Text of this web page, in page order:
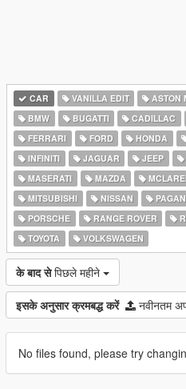
CAR VANILLA EDIT ASTON
BMW
BUGATTI CADILLAC
FERRARI
FORD HONDA
INFINITI
JAGUAR JEEP
MASERATI
MAZDA
MITSUBISHI
NISSAN
PORSCHE
RANGE ROVER
TOYOTA
VOLKSWAGEN
के बाद से पिछले महीने
इसके अनुसार क्रमबद्ध करें नवीनतम
No files found, please try